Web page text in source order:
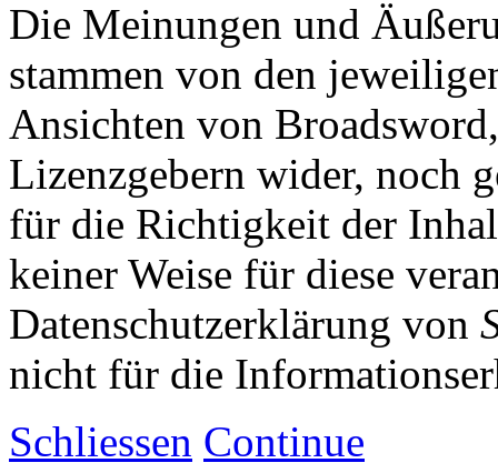
Die Meinungen und
stammen von den
Ansichten von
Lizenzgebern wider, noch
für die Richtigkeit der
keiner Weise für diese
Datenschutzerklärung von
nicht für die
Schliessen Continue